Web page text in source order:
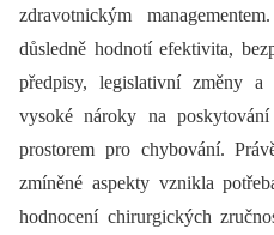
zdravotnickým
důsledně hodnotí efektivita,
předpisy, legislativní změny a
vysoké nároky na
prostorem pro chybování.
zmíněné aspekty vznikla
hodnocení chirurgických